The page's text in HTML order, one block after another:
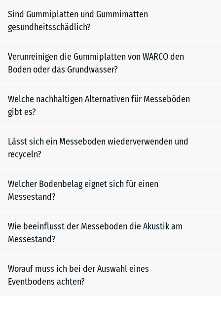
Sind Gummiplatten und Gummimatten
gesundheitsschädlich?
Verunreinigen die Gummiplatten von WARCO den
Boden oder das Grundwasser?
Welche nachhaltigen Alternativen für Messeböden
gibt es?
Lässt sich ein Messeboden wiederverwenden und
recyceln?
Welcher Bodenbelag eignet sich für einen
Messestand?
Wie beeinflusst der Messeboden die Akustik am
Messestand?
Worauf muss ich bei der Auswahl eines
Eventbodens achten?